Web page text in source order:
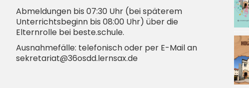
Abmeldungen bis 07:30 Uhr (bei späterem
Unterrichtsbeginn bis 08:00 Uhr) über die
Elternrolle bei beste.schule.
Ausnahmefälle: telefonisch oder per E-Mail an
sekretariat@36osdd.lernsax.de